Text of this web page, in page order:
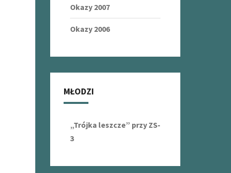
Okazy 2007
Okazy 2006
MŁODZI
„Trójka leszcze” przy ZS-
3